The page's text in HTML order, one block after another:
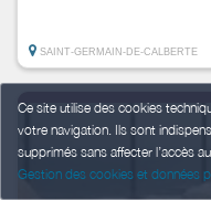
Ce site utilise des cookies
votre navigation. Ils sont
supprimés sans affecter l’accès
Gestion des cookies et données
SAINT-GERMAIN-DE-CALBERTE